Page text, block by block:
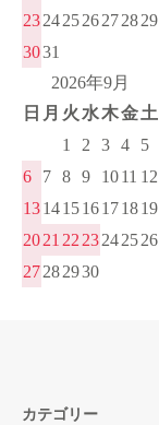
23242526272829
3031
2026年9月
日 月 火 水木金土
1
2 3 4
5
6
7 8 9 1011 12
13141516171819
2021 22 23242526
27282930
カテゴリー